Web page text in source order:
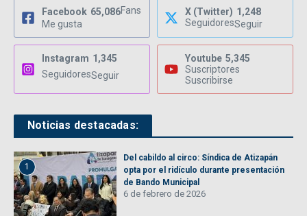
Facebook 65,086Fans
Me gusta
X (Twitter) 1,248
SeguidoresSeguir
Instagram 1,345
SeguidoresSeguir
Youtube 5,345
Suscriptores
Suscribirse
Noticias destacadas:
1
Del cabildo al circo: Síndica de Atizapán
opta por el ridículo durante presentación
de Bando Municipal
6 de febrero de 2026